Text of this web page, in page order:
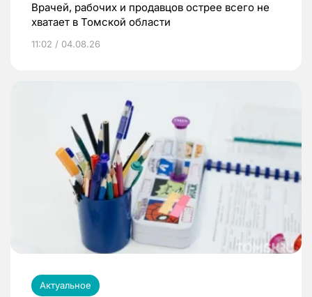
Врачей, рабочих и продавцов острее всего не
хватает в Томской области
11:02 / 04.08.26
Актуальное